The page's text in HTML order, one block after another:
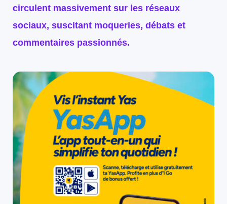
circulent massivement sur les réseaux
sociaux, suscitant moqueries, débats et
commentaires passionnés.